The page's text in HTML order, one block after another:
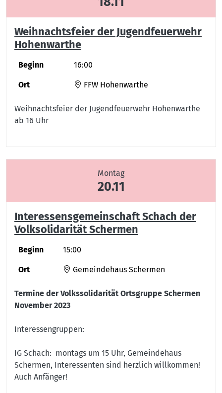
Weihnachtsfeier der Jugendfeuerwehr
Hohenwarthe
Beginn 16:00
Ort FFW Hohenwarthe
Weihnachtsfeier der Jugendfeuerwehr Hohenwarthe
ab 16 Uhr
Montag
20.11
Interessensgemeinschaft Schach der
Volksolidarität Schermen
Beginn 15:00
Ort Gemeindehaus Schermen
Termine der Volkssolidarität Ortsgruppe Schermen
November 2023
Interessengruppen:
IG Schach: montags um 15 Uhr, Gemeindehaus
Schermen, Interessenten sind herzlich willkommen!
Auch Anfänger!